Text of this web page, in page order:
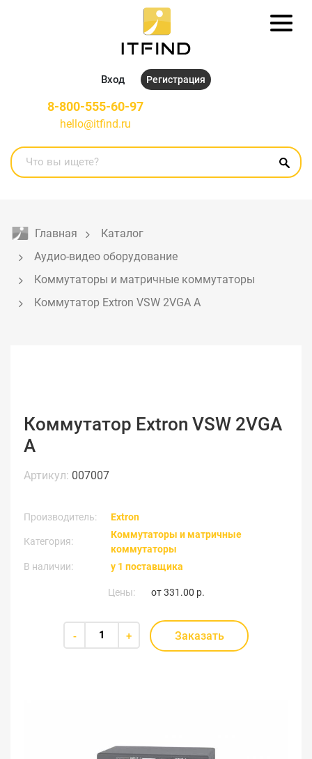
Вход Регистрация
8-800-555-60-97
hello@itfind.ru
Главная
Каталог
Аудио-видео оборудование
Коммутаторы и матричные коммутаторы
Коммутатор Extron VSW 2VGA A
Коммутатор Extron VSW 2VGA
A
Артикул: 007007
Производитель: Extron
Категория:
Коммутаторы и матричные
коммутаторы
В наличии:
у 1 поставщика
Цены: от331.00 р.
- + Заказать